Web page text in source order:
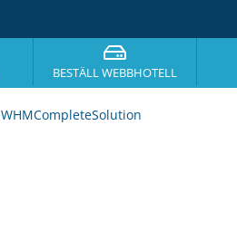
BESTÄLL WEBBHOTELL
WHMCompleteSolution